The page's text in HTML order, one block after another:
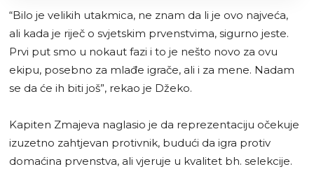
“Bilo je velikih utakmica, ne znam da li je ovo najveća,
ali kada je riječ o svjetskim prvenstvima, sigurno jeste.
Prvi put smo u nokaut fazi i to je nešto novo za ovu
ekipu, posebno za mlađe igrače, ali i za mene. Nadam
se da će ih biti još”, rekao je Džeko.
Kapiten Zmajeva naglasio je da reprezentaciju očekuje
izuzetno zahtjevan protivnik, budući da igra protiv
domaćina prvenstva, ali vjeruje u kvalitet bh. selekcije.